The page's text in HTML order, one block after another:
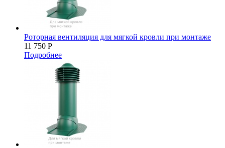
Роторная вентиляция для мягкой кровли при монтаже
11 750 Р
Подробнее